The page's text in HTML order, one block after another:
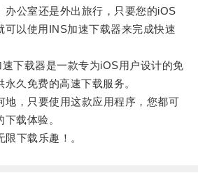
公室还是外出旅行，只要您的iOS
可以使用INS加速下载器来完成快速
载器是一款专为iOS用户设计的免
久免费的高速下载服务。
，只要使用这款应用程序，您都可
载体验。
下载乐趣！。